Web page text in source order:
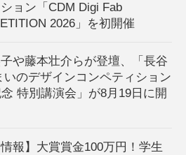
ョン「CDM Digi Fab
2026」を初開催
や藤本壮介らが登壇、「長谷
いのデザインコンペティション
特別講演会」が8月19日に開
情報】大賞賞金100万円！学生